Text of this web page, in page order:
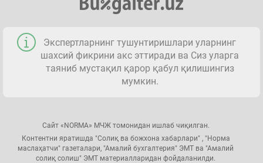
Экспертларнинг тушунтиришлари уларнинг
шахсий фикрини акс эттиради ва Сиз уларга
таяниб мустақил қарор қабул қилишингиз
мумкин.
Сайт «NORMA» МЧЖ томонидан ишлаб чиқилган.
Контентни яратишда "Солиқ ва божхона хабарлари" , "Норма
маслаҳатчи" газеталари, "Амалий бухгалтерия" ЭМТ ва "Амалий
солиқ солиш" ЭМТ материалларидан фойдаланилди.